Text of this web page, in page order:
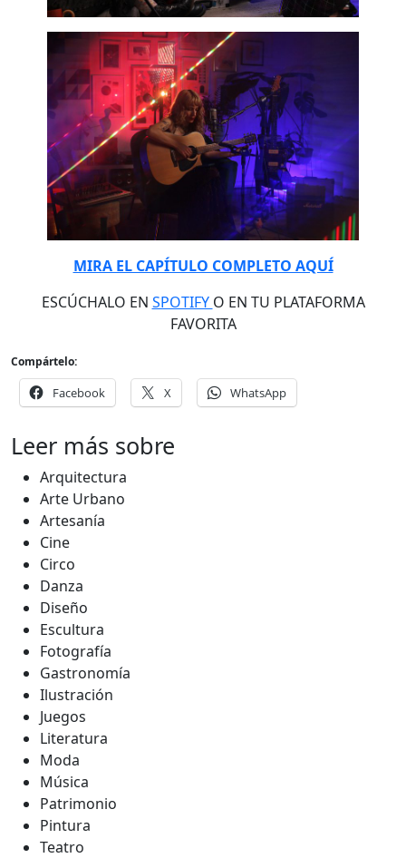
MIRA EL CAPÍTULO COMPLETO AQUÍ
ESCÚCHALO EN SPOTIFY O EN TU PLATAFORMA
FAVORITA
Compártelo:
Facebook X WhatsApp
Leer más sobre
Arquitectura
Arte Urbano
Artesanía
Cine
Circo
Danza
Diseño
Escultura
Fotografía
Gastronomía
Ilustración
Juegos
Literatura
Moda
Música
Patrimonio
Pintura
Teatro